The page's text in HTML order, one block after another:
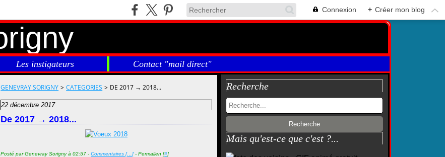
Connexion + Créer mon blog
Les instigateurs Contact "mail direct"
GENEVRAY SORIGNY > CATEGORIES > DE 2017 → 2018...
22 décembre 2017
De 2017 → 2018...
Posté par Genevray Sorigny à 02:57 -Commentaires [… ] - Permalien [#]
Recherche
Mais qu'est-ce que c'est ?...